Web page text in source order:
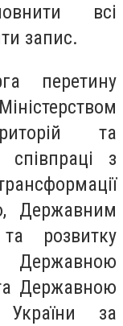
всі
запис.
перетину
та
співпраці з
Державним
розвитку
Державною
Державною
за